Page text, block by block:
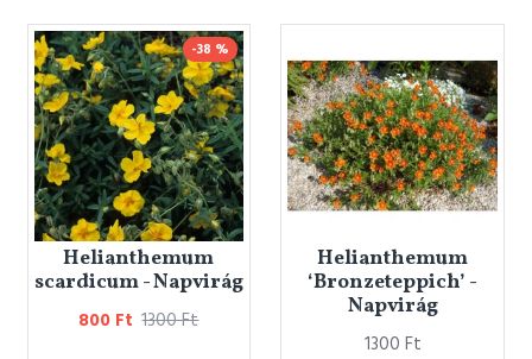
-38 %
Helianthemum
scardicum - Napvirág
800 Ft 1300 Ft
Helianthemum
‘Bronzeteppich’ -
Napvirág
1300 Ft